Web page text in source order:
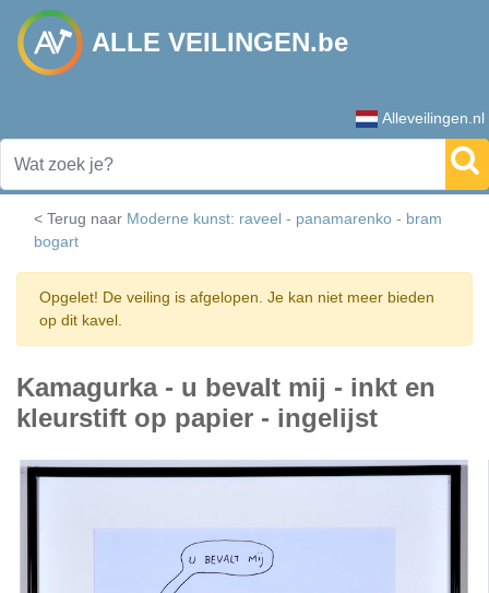
ALLE VEILINGEN.be
Alleveilingen.nl
< Terug naar Moderne kunst: raveel - panamarenko - bram
bogart
Opgelet! De veiling is afgelopen. Je kan niet meer bieden
op dit kavel.
Kamagurka - u bevalt mij - inkt en
kleurstift op papier - ingelijst